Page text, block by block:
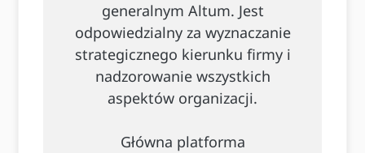
generalnym Altum. Jest
odpowiedzialny za wyznaczanie
strategicznego kierunku firmy i
nadzorowanie wszystkich
aspektów organizacji.
Główna platforma